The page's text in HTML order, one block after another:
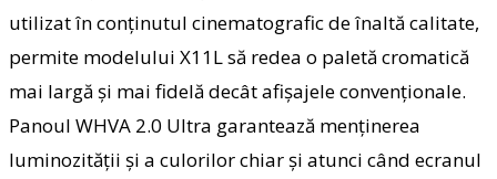
utilizat în conținutul cinematografic de înaltă calitate,
permite modelului X11L să redea o paletă cromatică
mai largă și mai fidelă decât afișajele convenționale.
Panoul WHVA 2.0 Ultra garantează menținerea
luminozității și a culorilor chiar și atunci când ecranul